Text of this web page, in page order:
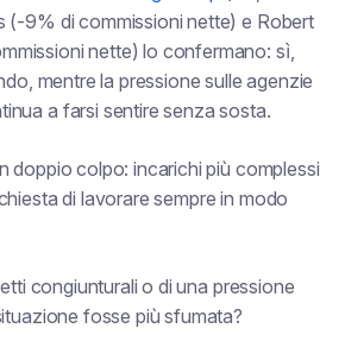
(-9% di commissioni nette) e Robert
nette) lo confermano: sì,
mentre la pressione sulle agenzie
a farsi sentire senza sosta.
doppio colpo: incarichi più complessi
di lavorare sempre in modo
congiunturali o di una pressione
fosse più sfumata?